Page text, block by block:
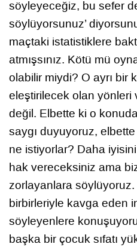
söyleyeceğiz, bu sefer
söylüyorsunuz’
maçtaki istatistiklere
atmışsınız. Kötü mü
olabilir miydi? O ayrı bir
eleştirilecek olan yönleri
değil. Elbette ki o
saygı duyuyoruz,
ne istiyorlar? Daha
hak vereceksiniz ama biz
zorlayanlara söylüyoruz.
birbirleriyle kavga eden
söyleyenlere
başka bir çocuk sıfatı